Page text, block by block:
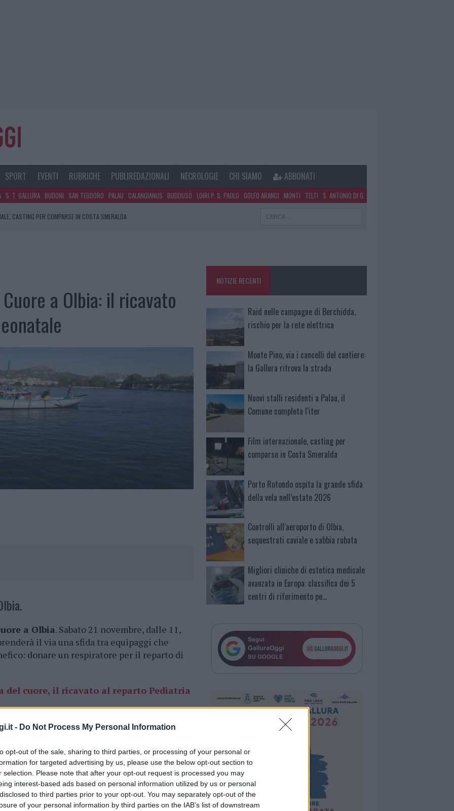
- Do Not Process My Personal Information
opt-out of the sale, sharing to third parties, or processing of your personal or
for targeted advertising by us, please use the below opt-out section to
selection. Please note that after your opt-out request is processed you may
interest-based ads based on personal information utilized by us or personal
to third parties prior to your opt-out. You may separately opt-out of the
of your personal information by third parties on the IAB’s list of downstream
SPORT EVENTI RUBRICHE PUBLIREDAZIONALI NECROLOGIE CHI SIAMO ABBONATI
S. T. GALLURA BUDONI SAN TEODORO PALAU CALANGIANUS BUDDUSÒ LOIRI P. S. PAOLO GOLFO ARANCI MONTI TELTI S. ANTONIO DI G.
CASTING PER COMPARSE IN COSTA SMERALDA
a Olbia: il ricavato
a Olbia. Sabato 21 novembre, dalle 11,
il via una sfida tra equipaggi che
donare un respiratore per il reparto di
del cuore, il ricavato al reparto Pediatria
di Olbia, è dedicata all’associazione
e gioia ai bambini e alle famiglie, sia in
che va l’intero ricavato per il progetto di
all’acquisto di un respiratore
strumento è essenziale per la
consentendo loro di essere assistiti in
il trasporto via terra, mare o aria.
NOTIZIE RECENTI
Raid nelle campagne di Berchidda,
rischio per la rete elettrica
Monte Pino, via i cancelli del cantiere:
la Gallura ritrova la strada
Nuovi stalli residenti a Palau, il
Comune completa l’iter
Film internazionale, casting per
comparse in Costa Smeralda
Porto Rotondo ospita la grande sfida
della vela nell’estate 2026
Controlli all’aeroporto di Olbia,
sequestrati caviale e sabbia rubata
Migliori cliniche di estetica medicale
avanzata in Europa: classifica dei 5
centri di riferimento pe…